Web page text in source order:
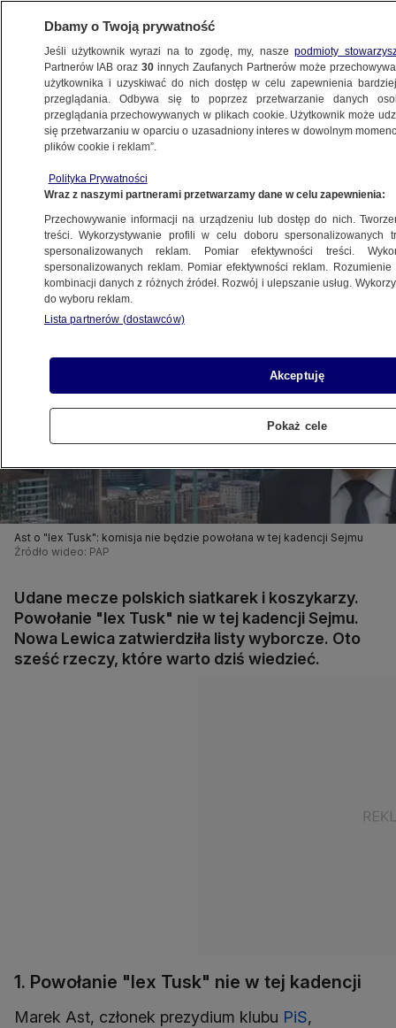
POLSKA
sierpnia
19.08.2023, 05:11
Udostępnij
Ast o "lex Tusk": komisja nie będzie powołana w tej kadencji Sejmu
Źródło wideo: PAP
Udane mecze polskich siatkarek i koszykarzy.
Powołanie "lex Tusk" nie w tej kadencji Sejmu.
Nowa Lewica zatwierdziła listy wyborcze. Oto
sześć rzeczy, które warto dziś wiedzieć.
1. Powołanie "lex Tusk" nie w tej kadencji
Marek Ast, członek prezydium klubu PiS,
Dbamy o Twoją prywatność
Jeśli użytkownik wyrazi na to zgodę, my, naszepodmioty
Partnerów IAB oraz30 innych Zaufanych Partnerów może
użytkownika i uzyskiwać do nich dostęp w celu zapewnienia
przeglądania. Odbywa się to poprzez przetwarzanie danych
przeglądania przechowywanych w plikach cookie. Użytkownik może
się przetwarzaniu w oparciu o uzasadniony interes w dowolnym
plików cookie i reklam”.
Polityka Prywatności
Wraz z naszymi partnerami przetwarzamy dane w celu zapewnienia:
Przechowywanie informacji na urządzeniu lub dostęp do nich.
treści. Wykorzystywanie profili w celu doboru spersonalizowanych
spersonalizowanych reklam. Pomiar efektywności treści.
spersonalizowanych reklam. Pomiar efektywności reklam.
kombinacji danych z różnych źródeł. Rozwój i ulepszanie usług.
do wyboru reklam.
Lista partnerów (dostawców)
Akceptuję
Pokaż cele